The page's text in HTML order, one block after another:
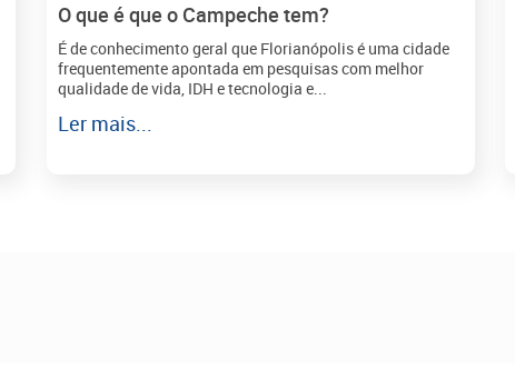
O que é que o Campeche tem?
É de conhecimento geral que Florianópolis é uma cidade
frequentemente apontada em pesquisas com melhor
qualidade de vida, IDH e tecnologia e...
Ler mais...